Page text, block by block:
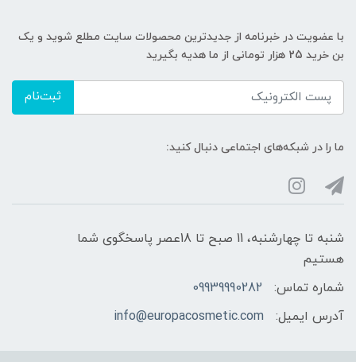
با عضویت در خبرنامه از جدیدترین محصولات سایت مطلع شوید و یک
بن خرید 25 هزار تومانی از ما هدیه بگیرید
ثبت‌نام
ما را در شبکه‌های اجتماعی دنبال کنید:
شنبه تا چهارشنبه، 11 صبح تا 18عصر پاسخگوی شما
هستیم
شماره تماس:
09939990282
آدرس ایمیل:
info@europacosmetic.com